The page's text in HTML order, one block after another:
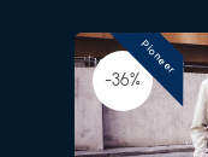
-36%
Pioneer